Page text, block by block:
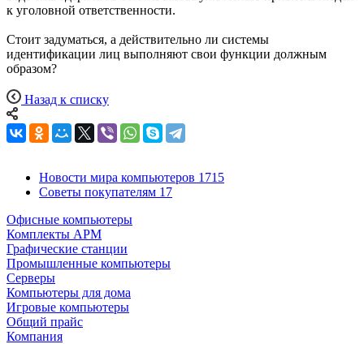
к уголовной ответственности.
Стоит задуматься, а действительно ли системы
идентификации лиц выполняют свои функции должным
образом?
Назад к списку
Новости мира компьютеров 1715
Советы покупателям 17
Офисные компьютеры
Комплекты АРМ
Графические станции
Промышленные компьютеры
Серверы
Компьютеры для дома
Игровые компьютеры
Общий прайс
Компания